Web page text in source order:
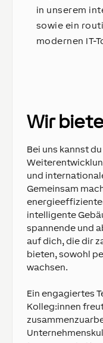
in unserem
sowie ein
modernen IT-
Wir
Bei uns kannst
und
Gemeinsam
intelligente
spannende und
auf dich, die dir
bieten, sowohl
wachsen.
Ein engagiertes
Kolleg:innen